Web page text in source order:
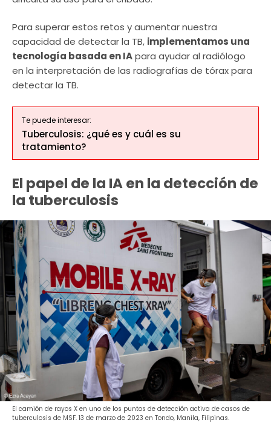
Para superar estos retos y aumentar nuestra
capacidad de detectar la TB, implementamos una
tecnología basada en IApara ayudar al radiólogo
en la interpretación de las radiografías de tórax para
detectar la TB.
Te puede interesar:
Tuberculosis: ¿qué es y cuál es su
tratamiento?
El papel de la IA en la detección de
la tuberculosis
El camión de rayos X en uno de los puntos de detección activa de casos de
tuberculosis de MSF. 13 de marzo de 2023 en Tondo, Manila, Filipinas.